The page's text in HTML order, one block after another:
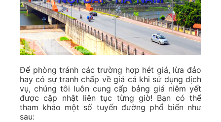
Để phòng tránh các trường hợp hét giá, lừa đảo
hay có sự tranh chấp về giá cả khi sử dụng dịch
vụ, chúng tôi luôn cung cấp bảng giá niêm yết
được cập nhật liên tục từng giờ! Bạn có thể
tham khảo một số tuyến đường phổ biến như
sau: